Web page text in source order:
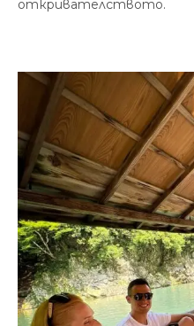
откривателството.